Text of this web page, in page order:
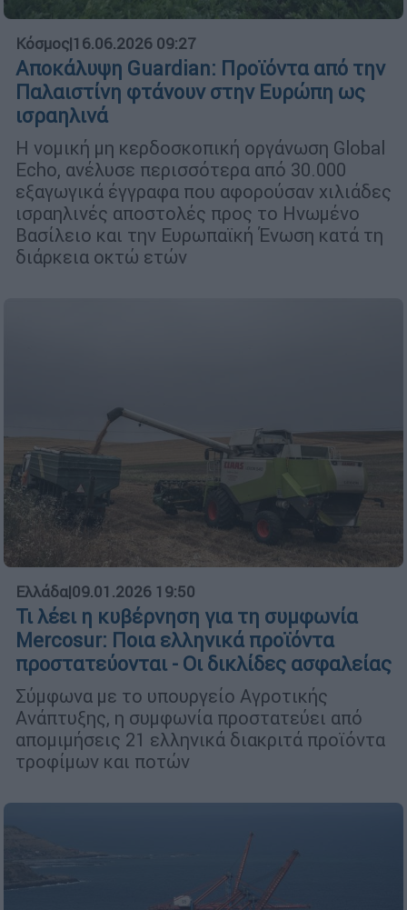
Κόσμος|16.06.2026 09:27
Αποκάλυψη Guardian: Προϊόντα από την
Παλαιστίνη φτάνουν στην Ευρώπη ως
ισραηλινά
Η νομική μη κερδοσκοπική οργάνωση Global
Echo, ανέλυσε περισσότερα από 30.000
εξαγωγικά έγγραφα που αφορούσαν χιλιάδες
ισραηλινές αποστολές προς το Ηνωμένο
Βασίλειο και την Ευρωπαϊκή Ένωση κατά τη
διάρκεια οκτώ ετών
Ελλάδα|09.01.2026 19:50
Τι λέει η κυβέρνηση για τη συμφωνία
Mercosur: Ποια ελληνικά προϊόντα
προστατεύονται - Οι δικλίδες ασφαλείας
Σύμφωνα με το υπουργείο Αγροτικής
Ανάπτυξης, η συμφωνία προστατεύει από
απομιμήσεις 21 ελληνικά διακριτά προϊόντα
τροφίμων και ποτών